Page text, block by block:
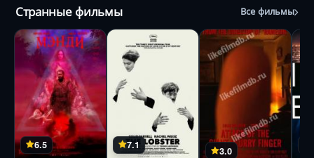
Странные фильмы Все фильмы
6.5 7.1 3.0